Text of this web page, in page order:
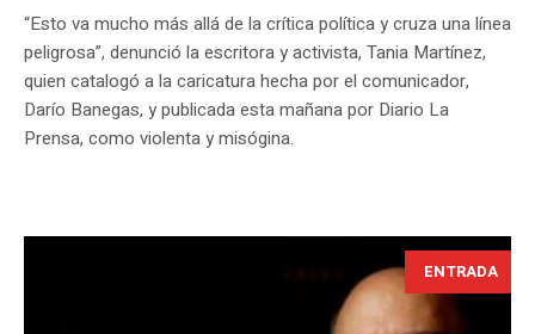
“Esto va mucho más allá de la crítica política y cruza una línea
peligrosa”, denunció la escritora y activista, Tania Martínez,
quien catalogó a la caricatura hecha por el comunicador,
Darío Banegas, y publicada esta mañana por Diario La
Prensa, como violenta y misógina.
ENTRADA